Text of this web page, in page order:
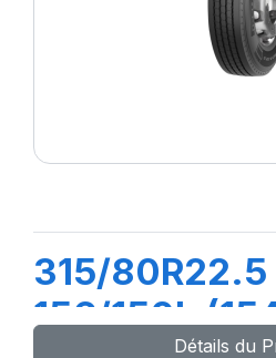
315/80R22.5
156/150L
Détails du